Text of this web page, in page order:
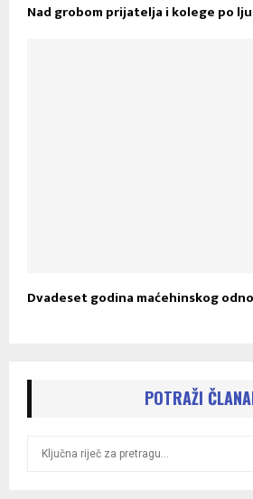
Nad grobom prijatelja i kolege po
Dvadeset godina maćehinskog
POTRAŽI